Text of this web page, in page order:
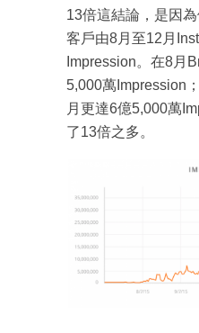
13倍這結論，是因
客戶由8月至12月
Impression。在8月
5,000萬Impression
月更達6億5,000萬
了13倍之多。